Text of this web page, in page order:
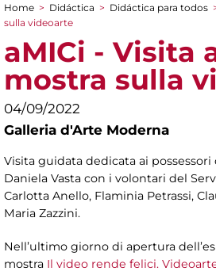
You are here
Home > Didáctica > Didáctica para todos
sulla videoarte
aMICi - Visita
mostra sulla
04/09/2022
Galleria d'Arte Moderna
Visita guidata dedicata ai possessori
Daniela Vasta con i volontari del
Carlotta Anello, Flaminia Petrassi,
Maria Zazzini.
Nell’ultimo giorno di apertura
mostra Il video rende felici.